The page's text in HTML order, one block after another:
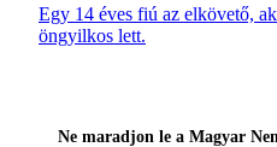
Egy 14 éves fiú az elkövető,
öngyilkos lett.
Ne maradjon le a Magyar